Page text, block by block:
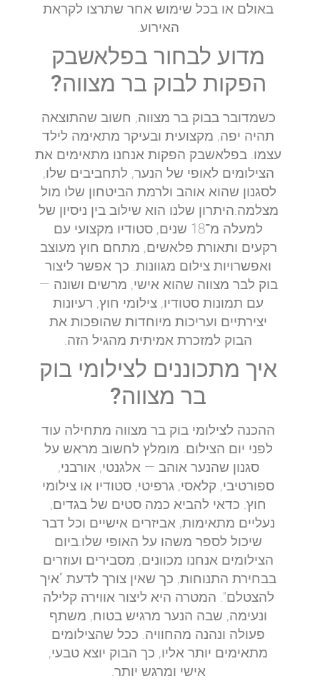
באולם או בכל שימוש אחר שתרצו לקראת
האירוע.
מדוע לבחור בפלאשבק
הפקות לבוק בר מצווה?
כשמדובר בבוק בר מצווה, חשוב שהתוצאה
תהיה יפה, מקצועית ובעיקר מתאימה לילד
עצמו. בפלאשבק הפקות אנחנו מתאימים את
הצילומים לאופי של הנער, לתחביבים שלו,
לסגנון שהוא אוהב ולרמת הביטחון שלו מול
מצלמה.היתרון שלנו הוא שילוב בין ניסיון של
למעלה מ־18 שנים, סטודיו מקצועי עם
רקעים ותאורת פלאשים, מתחם חוץ מעוצב
ואפשרויות צילום מגוונות. כך אפשר ליצור
בוק לבר מצווה שהוא אישי, מרשים ושונה —
עם תמונות סטודיו, צילומי חוץ, רעיונות
יצירתיים ועריכות מיוחדות שהופכות את
הבוק למזכרת אמיתית מהגיל הזה.
איך מתכוננים לצילומי בוק
בר מצווה?
ההכנה לצילומי בוק בר מצווה מתחילה עוד
לפני יום הצילום. מומלץ לחשוב מראש על
סגנון שהנער אוהב — אלגנטי, אורבני,
ספורטיבי, קלאסי, גרפיטי, סטודיו או צילומי
חוץ. כדאי להביא כמה סטים של בגדים,
נעליים מתאימות, אביזרים אישיים וכל דבר
שיכול לספר משהו על האופי שלו.ביום
הצילומים אנחנו מכוונים, מסבירים ועוזרים
בבחירת התנוחות, כך שאין צורך לדעת “איך
להצטלם”. המטרה היא ליצור אווירה קלילה
ונעימה, שבה הנער מרגיש בטוח, משתף
פעולה ונהנה מהחוויה. ככל שהצילומים
מתאימים יותר אליו, כך הבוק יוצא טבעי,
אישי ומרגש יותר.